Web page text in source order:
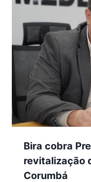
Bira cobra
revitalização
Corumbá